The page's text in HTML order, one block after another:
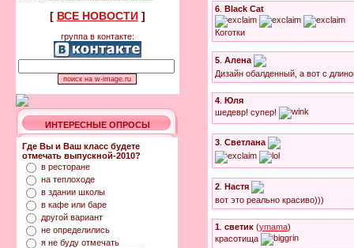
[ ВСЕ НОВОСТИ]
группа в контакте:
ИНТЕРЕСНЫЕ ОПРОСЫ
Где Вы и Ваш класс будете
отмечать выпускной-2010?
в ресторане
на теплоходе
в здании школы
в кафе или баре
другой вариант
не определились
я не буду отмечать
6 Black Cat
Коготки
5 Алена
Дизайн обалденный, а вот с
4 Юля
шедевр! супер!
3 Светлана
2 Настя
вот это реально красиво)))
1 светик (ymama)
красотища